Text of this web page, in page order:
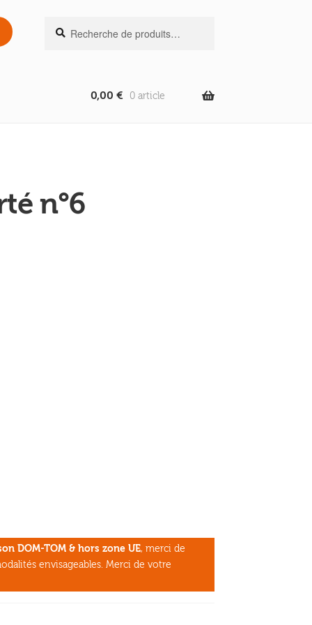
pour :
Recherche
0,00 € 0 article
n°6
DOM-TOM & hors zone UE, merci de
envisageables. Merci de votre